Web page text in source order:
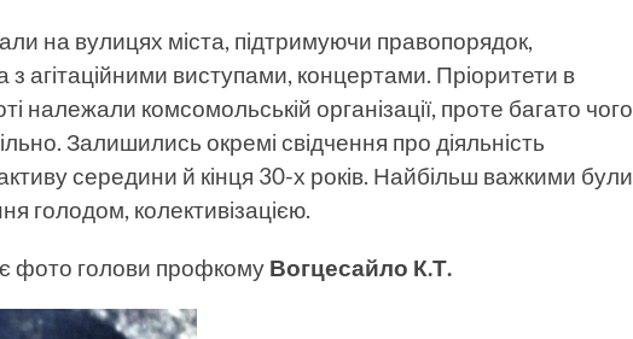
на вулицях міста, підтримуючи правопорядок,
з агітаційними виступами, концертами. Пріоритети в
належали комсомольській організації, проте багато чого
Залишились окремі свідчення про діяльність
середини й кінця 30-х років. Найбільш важкими були
голодом, колективізацією.
фото голови профкому Вогцесайло К.Т.